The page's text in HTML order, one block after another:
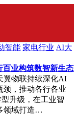
智能 家电行业 AI大
业构筑数智新生态
翼物联持续深化AI
颈，推动各行各业
升级，在工业智
领域打造…